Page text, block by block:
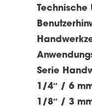
Technische
Serie
1/4″ / 6
1/8″ / 3